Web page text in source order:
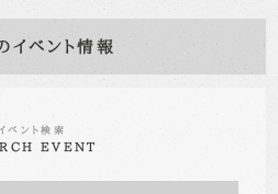
イベント情報
ベント検索
EVENT